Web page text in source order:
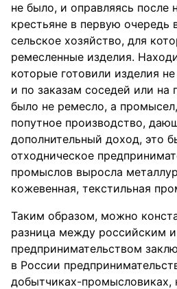
не было, и оправляясь после
крестьяне в первую очередь
сельское хозяйство, для
ремесленные изделия.
которые готовили изделия
и по заказам соседей или
было не ремесло, а
попутное производство,
дополнительный доход, это
отходническое
промыслов выросла
кожевенная, текстильная
Таким образом, можно
разница между российским
предпринимательством
в России
добытчиках-промысловиках,